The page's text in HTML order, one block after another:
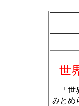
世
「世
みとめ